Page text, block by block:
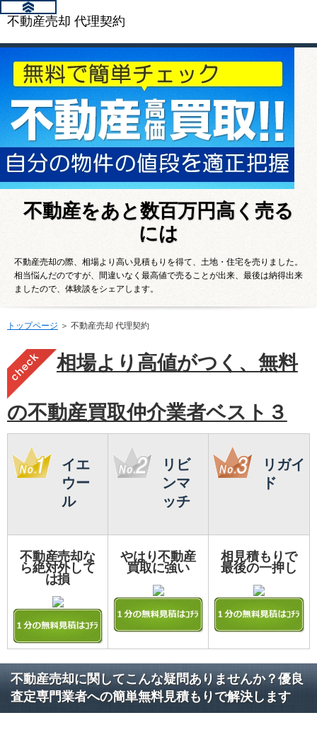
不動産売却 代理契約
不動産をあと数百万円高く売る
には
不動産売却の際、相場より高い見積もりを得て、土地・住宅を売りました。
相当悩んだのですが、間違いなく最高値で売ることが出来、最後は納得出来
ましたので、体験談をシェアします。
トップページ ＞ 不動産売却 代理契約
相場より高値がつく、無料
の不動産買取仲介業者ベスト３
イエ
ウー
ル
リビ
ンマ
ッチ
リガイ
ド
不動産売却な
ら絶対外して
は損
やはり不動産
買取に強い
相見積もりで
最後の一押し
不動産売却に関してこんな疑問ありませんか？優良
査定専門業者への簡単無料見積もりで解決します